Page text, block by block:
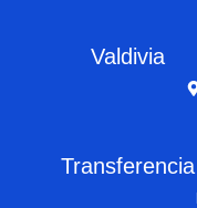
Valdivia
Transferencia